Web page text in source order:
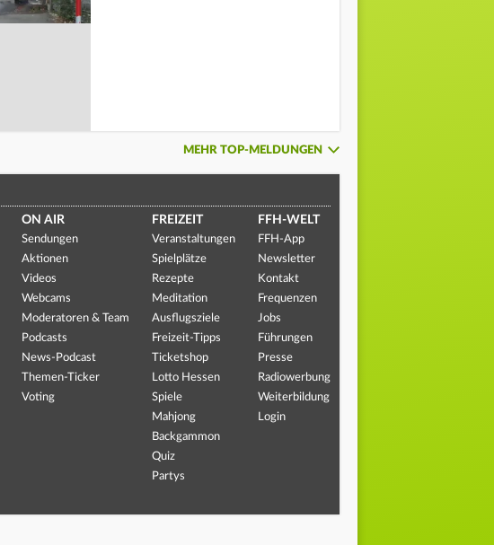
MEHR TOP-MELDUNGEN
ON AIR
Sendungen
Aktionen
Videos
Webcams
Moderatoren & Team
Podcasts
News-Podcast
Themen-Ticker
Voting
FREIZEIT
Veranstaltungen
Spielplätze
Rezepte
Meditation
Ausflugsziele
Freizeit-Tipps
Ticketshop
Lotto Hessen
Spiele
Mahjong
Backgammon
Quiz
Partys
FFH-WELT
FFH-App
Newsletter
Kontakt
Frequenzen
Jobs
Führungen
Presse
Radiowerbung
Weiterbildung
Login